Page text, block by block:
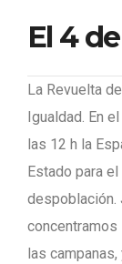
El 4
La Revuelta
Igualdad. En
las 12 h la
Estado para
despoblación.
concentramos
las